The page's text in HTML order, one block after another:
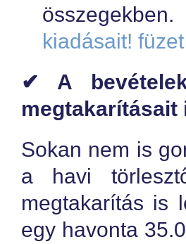
kiadásait! füzet
✔ A
megtakarításait
Sokan nem is
a havi
megtakarítás is
egy havonta